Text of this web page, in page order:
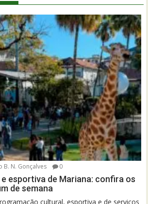
B. N. Gonçalves 0
esportiva de Mariana: confira os
de semana
cultural, esportiva e de serviços